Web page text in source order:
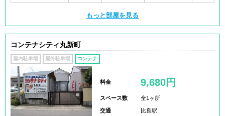
もっと部屋を見る
コンテナシティ丸新町
屋内駐車場 屋外駐車場 コンテナ
料金 9,680円
スペース数 全1ヶ所
交通 比良駅